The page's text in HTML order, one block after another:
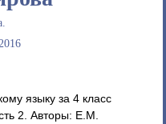
языку за 4 класс
2. Авторы: Е.М.